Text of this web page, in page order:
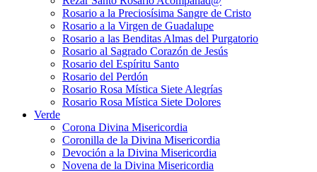
Rosario a la Preciosísima Sangre de Cristo
Rosario a la Virgen de Guadalupe
Rosario a las Benditas Almas del Purgatorio
Rosario al Sagrado Corazón de Jesús
Rosario del Espíritu Santo
Rosario del Perdón
Rosario Rosa Mística Siete Alegrías
Rosario Rosa Mística Siete Dolores
Verde
Corona Divina Misericordia
Coronilla de la Divina Misericordia
Devoción a la Divina Misericordia
Novena de la Divina Misericordia